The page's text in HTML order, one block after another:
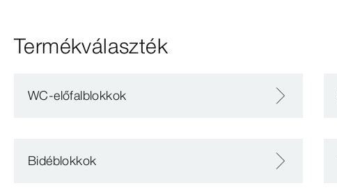
Termékválaszték
WC-előfalblokkok
Bidéblokkok